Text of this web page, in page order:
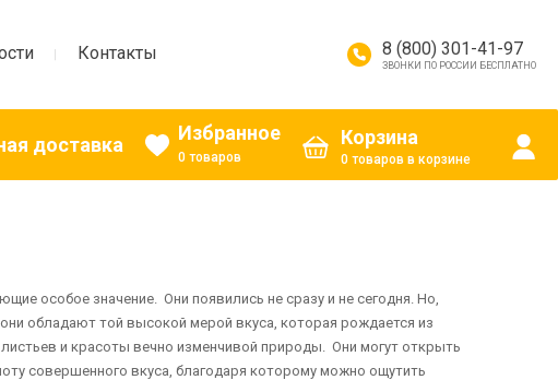
Контакты 8 (800) 301-41-97
ЗВОНКИ ПО РОССИИ БЕСПЛАТНО
доставка
Избранное
0 товаров
Корзина
0 товаров в корзине
особое значение. Они появились не сразу и не сегодня. Но,
обладают той высокой мерой вкуса, которая рождается из
и красоты вечно изменчивой природы. Они могут открыть
совершенного вкуса, благодаря которому можно ощутить